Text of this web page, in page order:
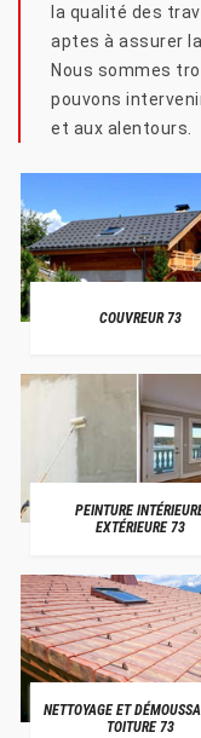
la qualité des
aptes à assurer
Nous sommes
pouvons
et aux alentours.
COUVREUR 73
PEINTURE
EXTÉRIEURE 73
NETTOYAGE ET
TOITURE 73